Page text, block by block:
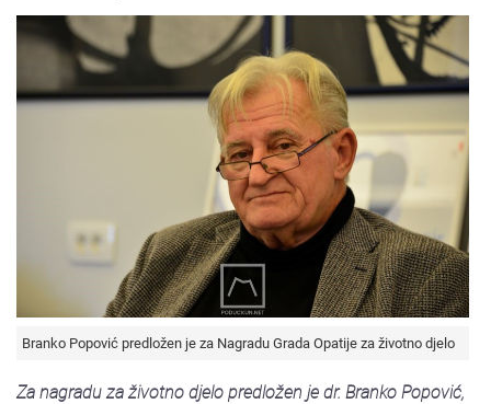
Branko Popović predložen je za Nagradu Grada Opatije za životno djelo
Za nagradu za životno djelo predložen je dr. Branko Popović,